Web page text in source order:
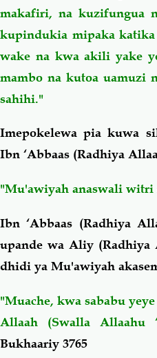
makafiri, na kuzifungua
kupindukia mipaka
wake na kwa akili yake
mambo na kutoa uamuzi
sahihi."
Imepokelewa pia kuwa
Ibn ‘Abbaas (Radhiya
"Mu'awiyah anaswali witri
Ibn ‘Abbaas (Radhiya
upande wa Aliy (Radhiya
dhidi ya Mu'awiyah
"Muache, kwa sababu
Allaah (Swalla Allaahu
Bukhaariy 3765